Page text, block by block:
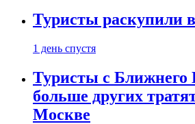
Туристы раскупили
1 день спустя
Туристы с Ближнего
больше других
Москве